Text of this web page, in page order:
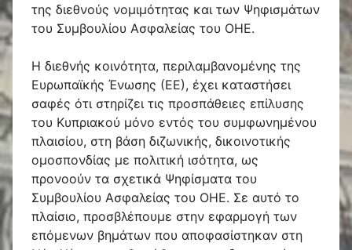
της διεθνούς νομιμότητας και των Ψηφισμάτων
του Συμβουλίου Ασφαλείας του ΟΗΕ.
Η διεθνής κοινότητα, περιλαμβανομένης της
Ευρωπαϊκής Ένωσης (ΕΕ), έχει καταστήσει
σαφές ότι στηρίζει τις προσπάθειες επίλυσης
του Κυπριακού μόνο εντός του συμφωνημένου
πλαισίου, στη βάση διζωνικής, δικοινοτικής
ομοσπονδίας με πολιτική ισότητα, ως
προνοούν τα σχετικά Ψηφίσματα του
Συμβουλίου Ασφαλείας του ΟΗΕ. Σε αυτό το
πλαίσιο, προσβλέπουμε στην εφαρμογή των
επόμενων βημάτων που αποφασίστηκαν στη